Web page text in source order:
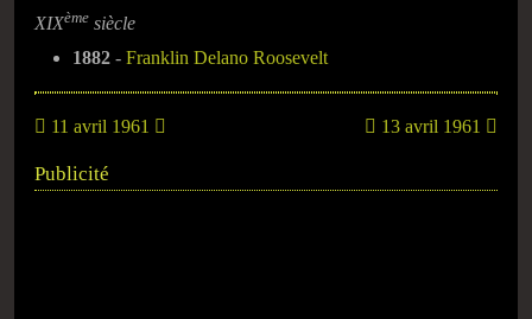
XIXème siècle
1882 - Franklin Delano Roosevelt
11 avril 1961 13 avril 1961
Publicité